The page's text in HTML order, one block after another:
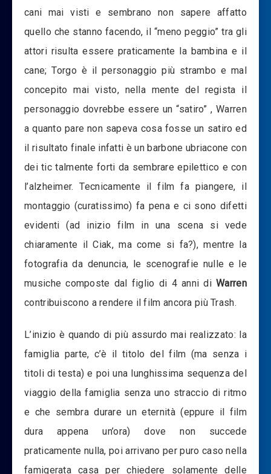
cani mai visti e sembrano non sapere affatto
quello che stanno facendo, il “meno peggio” tra gli
attori risulta essere praticamente la bambina e il
cane; Torgo è il personaggio più strambo e mal
concepito mai visto, nella mente del regista il
personaggio dovrebbe essere un “satiro” , Warren
a quanto pare non sapeva cosa fosse un satiro ed
il risultato finale infatti è un barbone ubriacone con
dei tic talmente forti da sembrare epilettico e con
l’alzheimer. Tecnicamente il film fa piangere, il
montaggio (curatissimo) fa pena e ci sono difetti
evidenti (ad inizio film in una scena si vede
chiaramente il Ciak, ma come si fa?), mentre la
fotografia da denuncia, le scenografie nulle e le
musiche composte dal figlio di 4 anni diWarren
contribuiscono a rendere il film ancora più Trash.
L’inizio è quando di più assurdo mai realizzato: la
famiglia parte, c’è il titolo del film (ma senza i
titoli di testa) e poi una lunghissima sequenza del
viaggio della famiglia senza uno straccio di ritmo
e che sembra durare un eternità (eppure il film
dura appena un’ora) dove non succede
praticamente nulla, poi arrivano per puro caso nella
famigerata casa per chiedere solamente delle